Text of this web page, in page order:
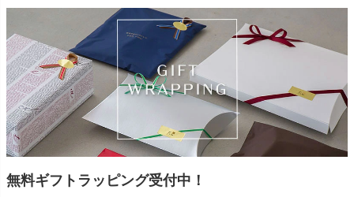
無料ギフトラッピング受付中！